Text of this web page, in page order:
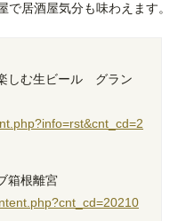
居酒屋気分も味わえます。
しむ生ビール グラン
箱根離宮